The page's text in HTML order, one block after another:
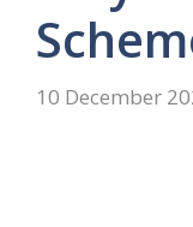
10 December